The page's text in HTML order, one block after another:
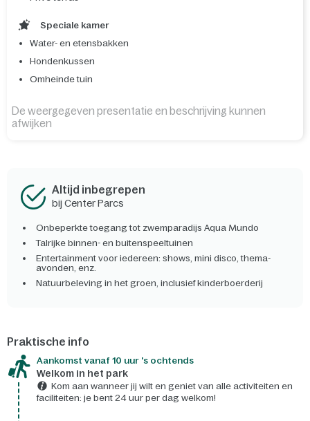
Speciale kamer
Water- en etensbakken
Hondenkussen
Omheinde tuin
De weergegeven presentatie en beschrijving kunnen
afwijken
Altijd inbegrepen
bij Center Parcs
Onbeperkte toegang tot zwemparadijs Aqua Mundo
Talrijke binnen- en buitenspeeltuinen
Entertainment voor iedereen: shows, mini disco, thema-
avonden, enz.
Natuurbeleving in het groen, inclusief kinderboerderij
Praktische info
Aankomst vanaf 10 uur 's ochtends
Welkom in het park
Kom aan wanneer jij wilt en geniet van alle activiteiten en
faciliteiten: je bent 24 uur per dag welkom!